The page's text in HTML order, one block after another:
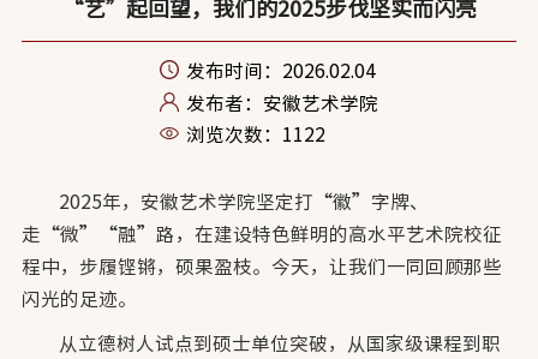
“艺”起回望，我们的2025步伐坚实而闪亮
发布时间：2026.02.04
发布者：安徽艺术学院
浏览次数： 1122
2025年，安徽艺术学院坚定打“徽”字牌、
走“微”“融”路，在建设特色鲜明的高水平艺术院校征
程中，步履铿锵，硕果盈枝。今天，让我们一同回顾那些
闪光的足迹。
从立德树人试点到硕士单位突破，从国家级课程到职